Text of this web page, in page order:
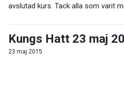
avslutad kurs. Tack alla som varit
Kungs Hatt 23 maj
23 maj 2015